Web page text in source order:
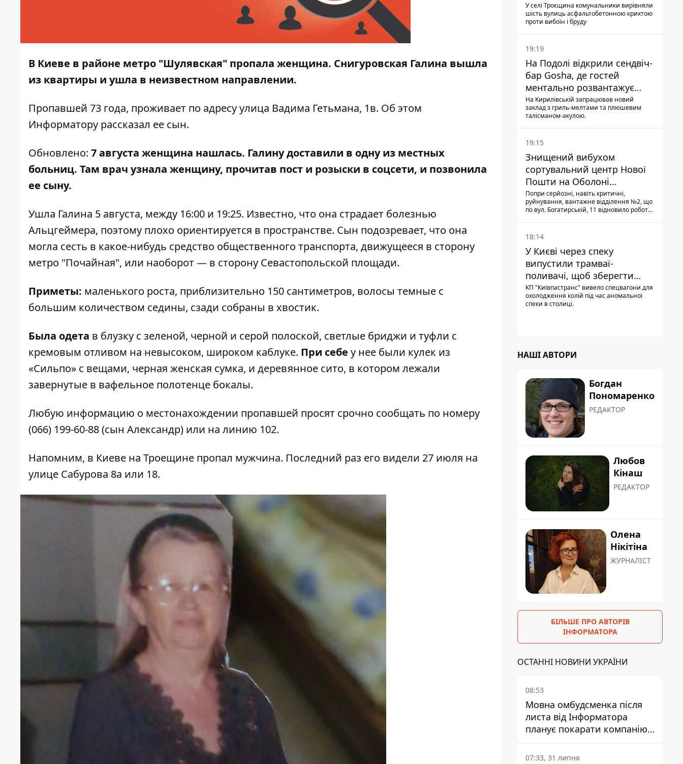
В Киеве в районе метро "Шулявская" пропала женщина. Снигуровская Галина вышла
из квартиры и ушла в неизвестном направлении.
Пропавшей 73 года, проживает по адресу улица Вадима Гетьмана, 1в. Об этом
Информатору рассказал ее сын.
Обновлено: 7 августа женщина нашлась. Галину доставили в одну из местных
больниц. Там врач узнала женщину, прочитав пост и розыски в соцсети, и позвонила
ее сыну.
Ушла Галина 5 августа, между 16:00 и 19:25. Известно, что она страдает болезнью
Альцгеймера, поэтому плохо ориентируется в пространстве. Сын подозревает, что она
могла сесть в какое-нибудь средство общественного транспорта, движущееся в сторону
метро "Почайная", или наоборот — в сторону Севастопольской площади.
Приметы: маленького роста, приблизительно 150 сантиметров, волосы темные с
большим количеством седины, сзади собраны в хвостик.
Была одета в блузку с зеленой, черной и серой полоской, светлые бриджи и туфли с
кремовым отливом на невысоком, широком каблуке. При себе у нее были кулек из
«Сильпо» с вещами, черная женская сумка, и деревянное сито, в котором лежали
завернутые в вафельное полотенце бокалы.
Любую информацию о местонахождении пропавшей просят срочно сообщать по номеру
(066) 199-60-88 (сын Александр) или на линию 102.
Напомним, в Киеве на Троещине пропал мужчина. Последний раз его видели 27 июля на
улице Сабурова 8а или 18.
У селі Троєщина комунальники вирівняли
шість вулиць асфальтобетонною крихтою
проти вибоїн і бруду
19:19
На Подолі відкрили сендвіч-
бар Gosha, де гостей
ментально розвантажує
акула
На Кирилівській запрацював новий
заклад з гриль-мелтами та плюшевим
талісманом-акулою.
19:15
Знищений вибухом
сортувальний центр Нової
Пошти на Оболоні
запрацював - видають
посилки
Попри серйозні, навіть критичні,
руйнування, вантажне відділення №2, що
по вул. Богатирській, 11 відновило роботу:
18:14
У Києві через спеку
випустили трамваї-
поливачі, щоб зберегти
рейки від деформації
КП "Київпастранс" вивело спецвагони для
охолодження колій під час аномальної
спеки в столиці.
НАШІ АВТОРИ
Богдан
Пономаренко
РЕДАКТОР
Любов
Кінаш
РЕДАКТОР
Олена
Нікітіна
ЖУРНАЛІСТ
БІЛЬШЕ ПРО АВТОРІВ
ІНФОРМАТОРА
ОСТАННІ НОВИНИ УКРАЇНИ
08:53
Мовна омбудсменка після
листа від Інформатора
планує покарати компанію-
підрядника ПриватБанку
07:33, 31 липня